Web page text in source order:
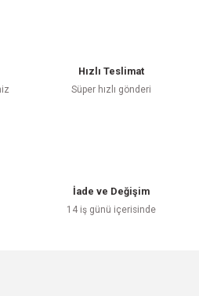
Hızlı Teslimat
Süper hızlı gönderi
İade ve Değişim
14 iş günü içerisinde